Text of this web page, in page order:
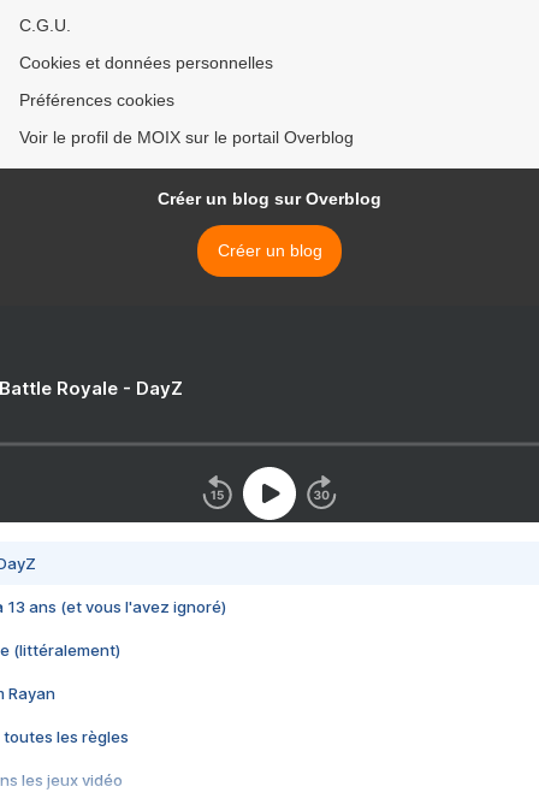
C.G.U.
Cookies et données personnelles
Préférences cookies
Voir le profil de MOIX sur le portail Overblog
Créer un blog sur Overblog
Créer un blog
Royale - DayZ
13 ans (et vous l'avez ignoré)
(littéralement)
Rayan
toutes les règles
les jeux vidéo